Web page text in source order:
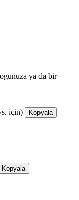
ya da bir
için) Kopyala
Kopyala